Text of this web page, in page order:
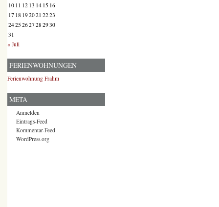
10 11 12 13 14 15 16
17 18 192021 2223
2425 2627 28 2930
31
« Juli
FERIENWOHNUNGEN
Ferienwohnung Frahm
META
Anmelden
Eintrags-Feed
Kommentar-Feed
WordPress.org